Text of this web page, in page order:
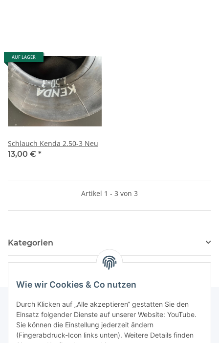
Wie wir Cookies & Co nutzen
Durch Klicken auf „Alle akzeptieren“ gestatten Sie den
Einsatz folgender Dienste auf unserer Website: YouTube.
Sie können die Einstellung jederzeit ändern
(Fingerabdruck-Icon links unten). Weitere Details finden
AUF LAGER
Schlauch Kenda 2.50-3 Neu
13,00 € *
Artikel 1 - 3 von 3
Kategorien
Informationen